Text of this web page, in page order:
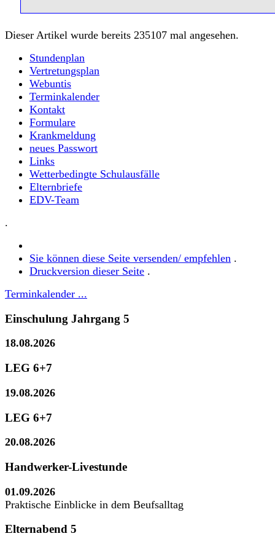
Dieser Artikel wurde bereits 235107 mal angesehen.
Stundenplan
Vertretungsplan
Webuntis
Terminkalender
Kontakt
Formulare
Krankmeldung
neues Passwort
Links
Wetterbedingte Schulausfälle
Elternbriefe
EDV-Team
.
Sie können diese Seite versenden/ empfehlen .
Druckversion dieser Seite .
Terminkalender ...
Einschulung Jahrgang 5
18.08.2026
LEG 6+7
19.08.2026
LEG 6+7
20.08.2026
Handwerker-Livestunde
01.09.2026
Praktische Einblicke in dem Beufsalltag
Elternabend 5